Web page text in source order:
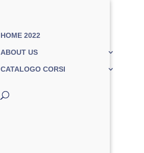
HOME 2022
ABOUT US
CATALOGO CORSI